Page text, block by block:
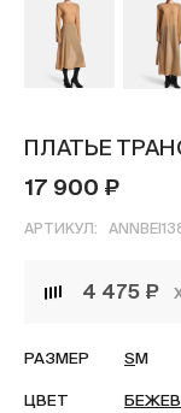
ПЛАТЬЕ
17 900 ₽
АРТИКУЛ:
4 475 ₽
РАЗМЕР SM
ЦВЕТ